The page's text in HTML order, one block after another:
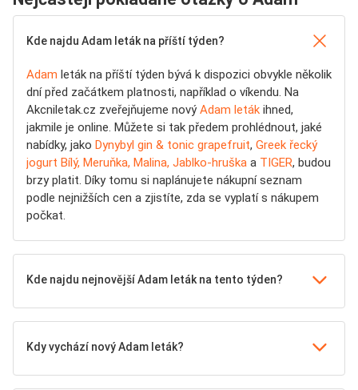
Kde najdu Adam leták na příští týden?
Adam leták na příští týden bývá k dispozici obvykle několik
dní před začátkem platnosti, například o víkendu. Na
Akcniletak.cz zveřejňujeme novýAdam leták ihned,
jakmile je online. Můžete si tak předem prohlédnout, jaké
nabídky, jako Dynybyl gin & tonic grapefruit, Greek řecký
jogurt Bílý, Meruňka, Malina, Jablko-hruška a TIGER, budou
brzy platit. Díky tomu si naplánujete nákupní seznam
podle nejnižších cen a zjistíte, zda se vyplatí s nákupem
počkat.
Kde najdu nejnovější Adam leták na tento týden?
Kdy vychází nový Adam leták?